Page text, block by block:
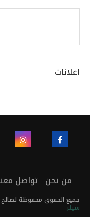
اعلانات
من نحن تواصل
جميع الحقوق محفوظة
سيلز